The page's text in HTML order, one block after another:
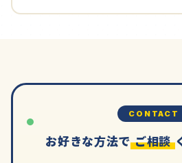
CONTACT
お好きな方法で ご相談